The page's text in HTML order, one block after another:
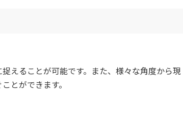
えることが可能です。また、様々な角度から現
とができます。